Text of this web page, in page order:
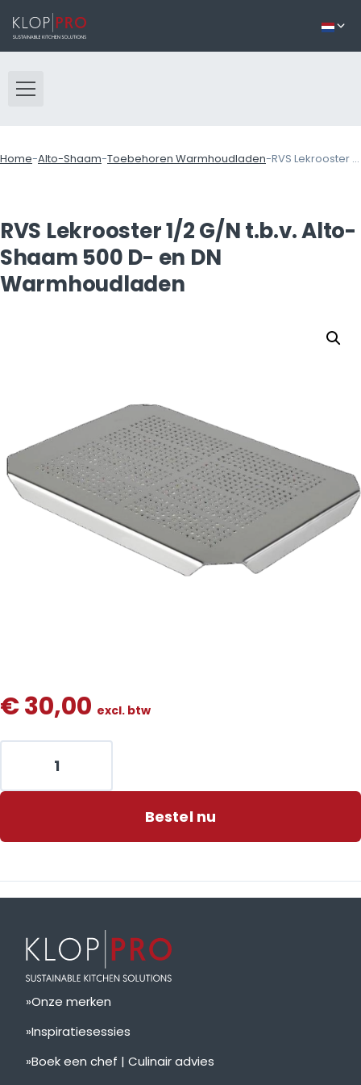
Home-Alto-Shaam-Toebehoren Warmhoudladen-RVS Lekrooster 1/2 G/N t.b.v. Alto-Shaam 500 D- en DN Warmhoudladen
RVS Lekrooster 1/2 G/N t.b.v. Alto-
Shaam 500 D- en DN
Warmhoudladen
€30,00 excl. btw
Bestel nu
Onze merken
Inspiratiesessies
Boek een chef | Culinair advies